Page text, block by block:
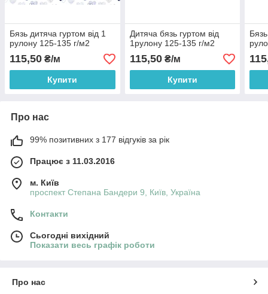
Бязь дитяча гуртом від 1
рулону 125-135 г/м2
115,50 ₴/м
Купити
Дитяча бязь гуртом від
1рулону 125-135 г/м2
115,50₴/м
Купити
Про нас
99% позитивних з 177 відгуків за рік
Працює з 11.03.2016
м. Київ
проспект Степана Бандери 9, Київ, Україна
Контакти
Сьогодні вихідний
Показати весь графік роботи
Про нас